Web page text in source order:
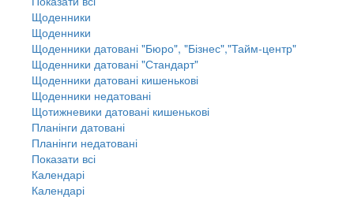
Щоденники
Щоденники
Щоденники датовані "Бюро", "Бізнес","Тайм-центр"
Щоденники датовані "Стандарт"
Щоденники датовані кишенькові
Щоденники недатовані
Щотижневики датовані кишенькові
Планінги датовані
Планінги недатовані
Показати всі
Календарі
Календарі